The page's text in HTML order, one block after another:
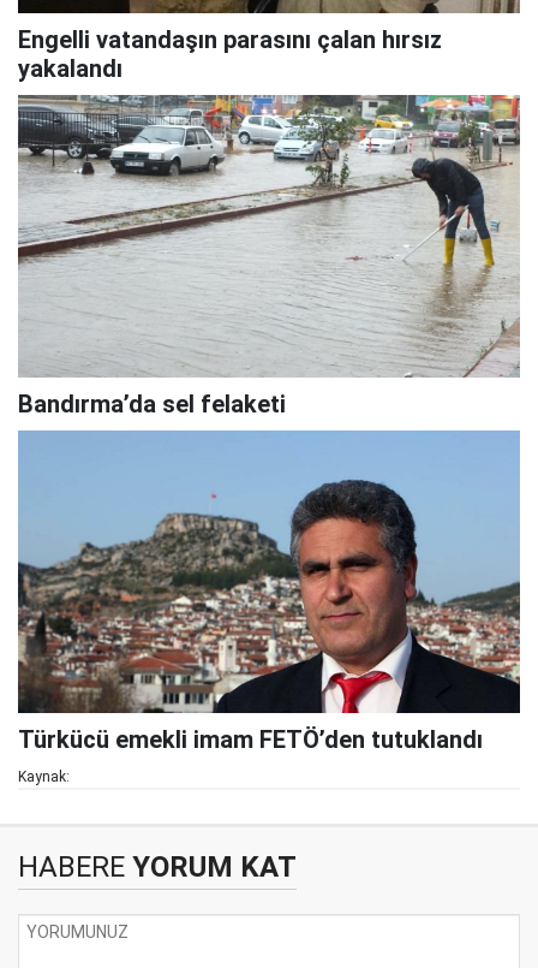
Engelli vatandaşın parasını çalan hırsız
yakalandı
Bandırma’da sel felaketi
Türkücü emekli imam FETÖ’den tutuklandı
Kaynak:
HABERE YORUM KAT